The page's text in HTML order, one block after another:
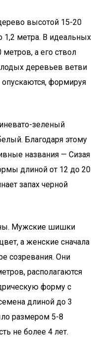
высотой 15-20
1,2 метра. В идеальных
а его ствол
деревьев ветви
формируя
зеленый
Благодаря этому
названия — Сизая
длиной от 12 до 20
запах черной
Мужские шишки
а женские сначала
созревания. Они
располагаются
форму с
длиной до 3
размером 5-8
не более 4 лет.